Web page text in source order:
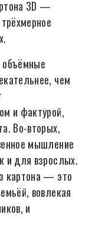
3D —
чем
и фактурой,
Во-вторых,
мышление
и для взрослых.
картона — это
вовлекая
и